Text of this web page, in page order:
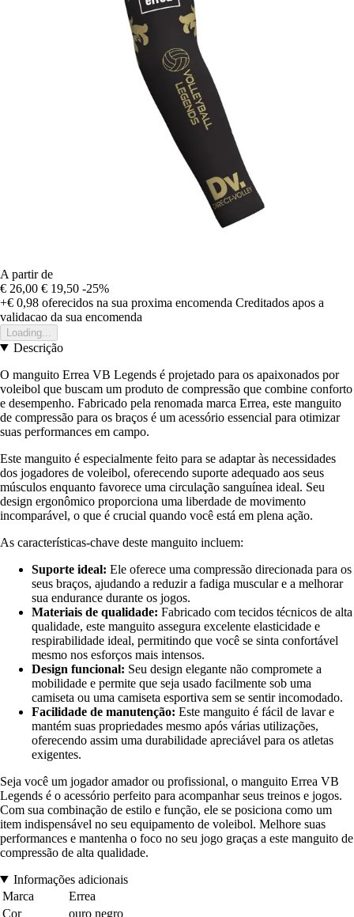
A partir de
€ 26,00 € 19,50 -25%
+€ 0,98 oferecidos na sua proxima encomenda Creditados apos a
validacao da sua encomenda
Loading...
Descrição
O manguito Errea VB Legends é projetado para os apaixonados por
voleibol que buscam um produto de compressão que combine conforto
e desempenho. Fabricado pela renomada marca Errea, este manguito
de compressão para os braços é um acessório essencial para otimizar
suas performances em campo.
Este manguito é especialmente feito para se adaptar às necessidades
dos jogadores de voleibol, oferecendo suporte adequado aos seus
músculos enquanto favorece uma circulação sanguínea ideal. Seu
design ergonômico proporciona uma liberdade de movimento
incomparável, o que é crucial quando você está em plena ação.
As características-chave deste manguito incluem:
Suporte ideal: Ele oferece uma compressão direcionada para os
seus braços, ajudando a reduzir a fadiga muscular e a melhorar
sua endurance durante os jogos.
Materiais de qualidade: Fabricado com tecidos técnicos de alta
qualidade, este manguito assegura excelente elasticidade e
respirabilidade ideal, permitindo que você se sinta confortável
mesmo nos esforços mais intensos.
Design funcional: Seu design elegante não compromete a
mobilidade e permite que seja usado facilmente sob uma
camiseta ou uma camiseta esportiva sem se sentir incomodado.
Facilidade de manutenção: Este manguito é fácil de lavar e
mantém suas propriedades mesmo após várias utilizações,
oferecendo assim uma durabilidade apreciável para os atletas
exigentes.
Seja você um jogador amador ou profissional, o manguito Errea VB
Legends é o acessório perfeito para acompanhar seus treinos e jogos.
Com sua combinação de estilo e função, ele se posiciona como um
item indispensável no seu equipamento de voleibol. Melhore suas
performances e mantenha o foco no seu jogo graças a este manguito de
compressão de alta qualidade.
Informações adicionais
Marca
Errea
Cor
ouro negro